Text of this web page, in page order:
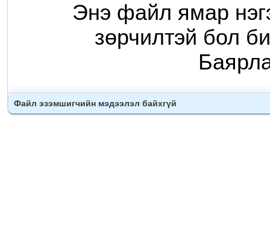
Энэ файл ямар
зөрчилтэй бол
Файл эзэмшигчийн мэдээлэл байхгүй